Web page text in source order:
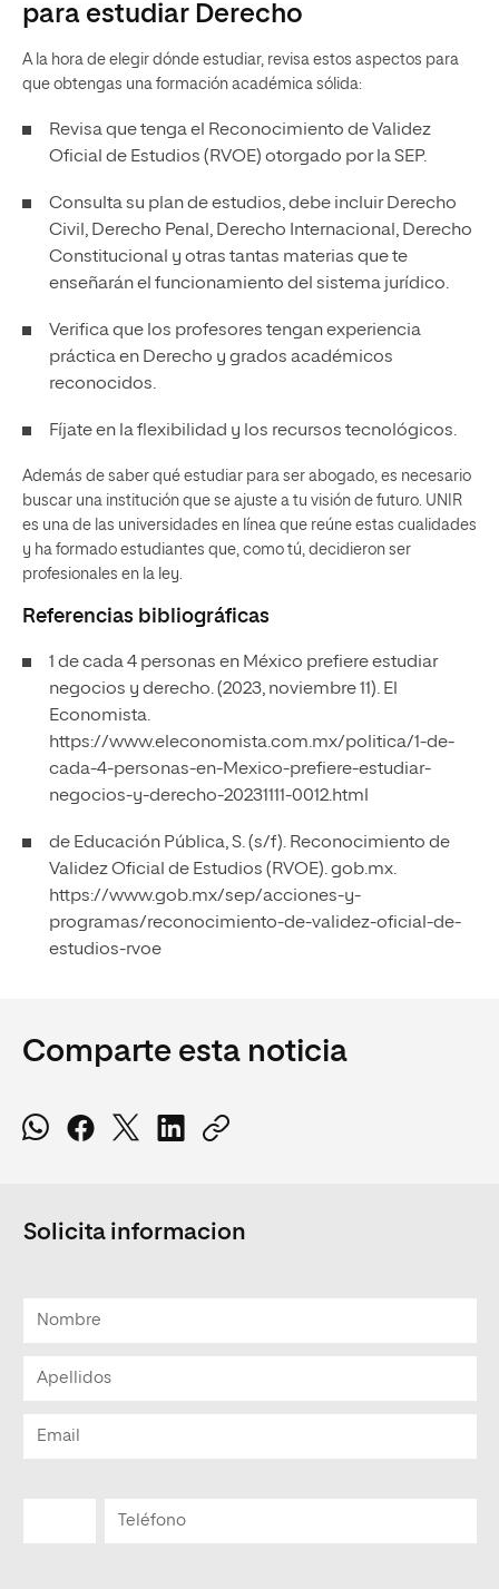
para estudiar Derecho
A la hora de elegir dónde estudiar, revisa estos aspectos para
que obtengas una formación académica sólida:
Revisa que tenga el Reconocimiento de Validez
Oficial de Estudios (RVOE) otorgado por la SEP.
Consulta su plan de estudios, debe incluir Derecho
Civil, Derecho Penal, Derecho Internacional, Derecho
Constitucional y otras tantas materias que te
enseñarán el funcionamiento del sistema jurídico.
Verifica que los profesores tengan experiencia
práctica en Derecho y grados académicos
reconocidos.
Fíjate en la flexibilidad y los recursos tecnológicos.
Además de saber qué estudiar para ser abogado, es necesario
buscar una institución que se ajuste a tu visión de futuro. UNIR
es una de las universidades en línea que reúne estas cualidades
y ha formado estudiantes que, como tú, decidieron ser
profesionales en la ley.
Referencias bibliográficas
1 de cada 4 personas en México prefiere estudiar
negocios y derecho. (2023, noviembre 11). El
Economista.
https://www.eleconomista.com.mx/politica/1-de-
cada-4-personas-en-Mexico-prefiere-estudiar-
negocios-y-derecho-20231111-0012.html
de Educación Pública, S. (s/f). Reconocimiento de
Validez Oficial de Estudios (RVOE). gob.mx.
https://www.gob.mx/sep/acciones-y-
programas/reconocimiento-de-validez-oficial-de-
estudios-rvoe
Comparte esta noticia
Solicita informacion